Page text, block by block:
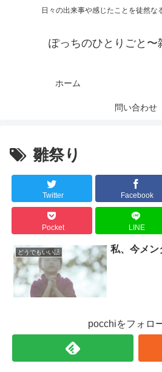
日々の出来事や感じたことを徒然な
ぽっちのひとりごと〜
ホーム
問い合わせ
雛祭り
Twitter Facebook
Pocket LINE
どうでもいい話 私、今メン
pocchiをフォロ